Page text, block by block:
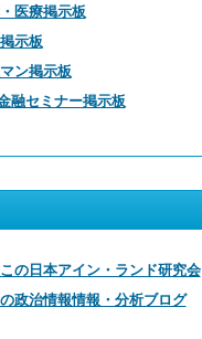
医療掲示板
示板
ン掲示板
融セミナー掲示板
の日本アイン・ランド研究会
政治情報情報・分析ブログ